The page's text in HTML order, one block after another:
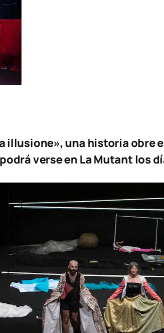
illusione», una historia obre
verse en La Mutant los